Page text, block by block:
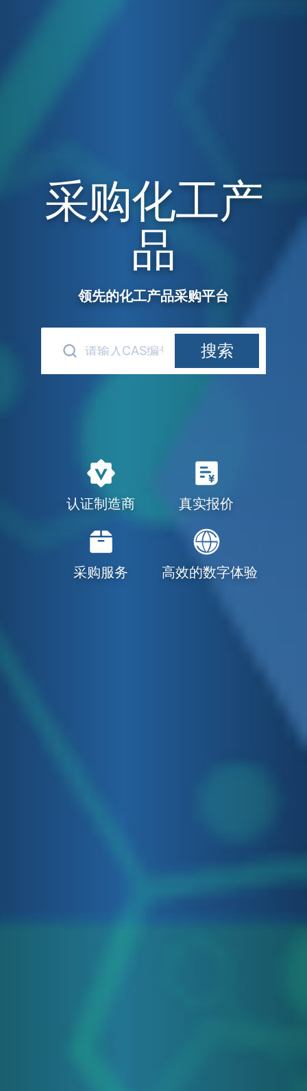
采购化工产
品
领先的化工产品采购平台
搜索
认证制造商 真实报价
采购服务 高效的数字体验